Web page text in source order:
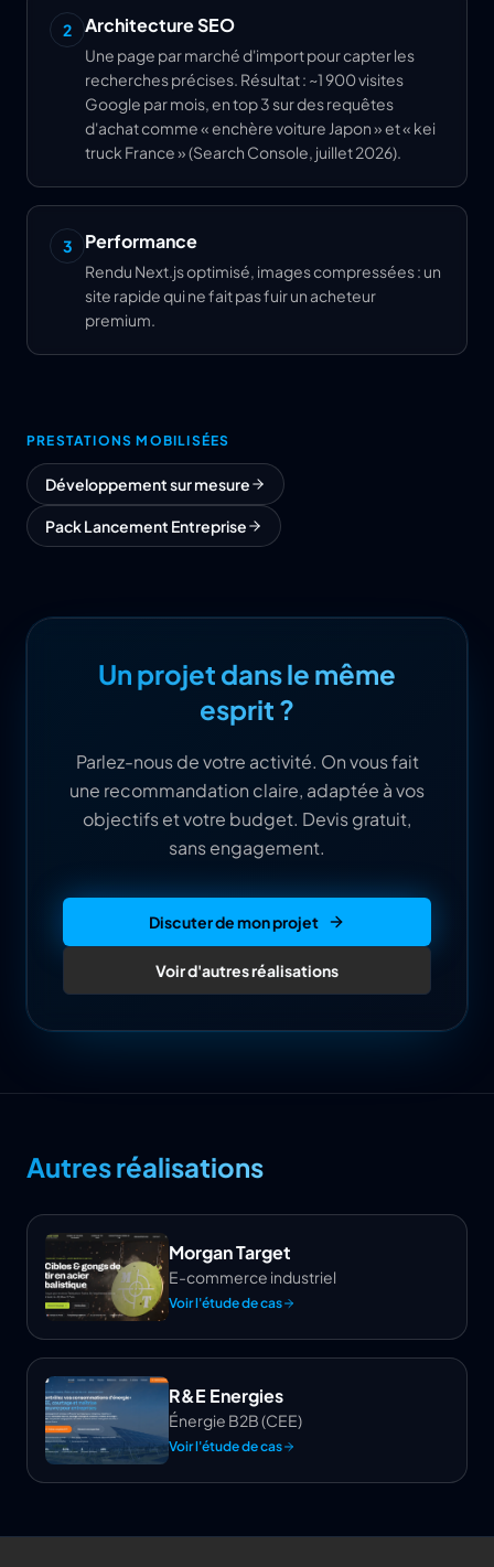
2 Architecture SEO
Une page par marché d'import pour capter les
recherches précises. Résultat : ~1 900 visites
Google par mois, en top 3 sur des requêtes
d'achat comme « enchère voiture Japon » et « kei
truck France » (Search Console, juillet 2026).
3 Performance
Rendu Next.js optimisé, images compressées : un
site rapide qui ne fait pas fuir un acheteur
premium.
PRESTATIONS MOBILISÉES
Développement sur mesure
Pack Lancement Entreprise
Un projet dans le même
esprit ?
Parlez-nous de votre activité. On vous fait
une recommandation claire, adaptée à vos
objectifs et votre budget. Devis gratuit,
sans engagement.
Discuter de mon projet
Voir d'autres réalisations
Autres réalisations
Morgan Target
E-commerce industriel
Voir l'étude de cas
R&E Energies
Énergie B2B (CEE)
Voir l'étude de cas